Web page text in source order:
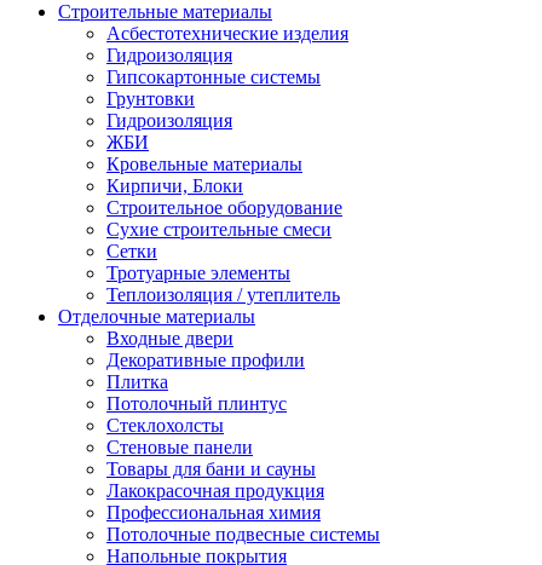
Строительные материалы
Асбестотехнические изделия
Гидроизоляция
Гипсокартонные системы
Грунтовки
Гидроизоляция
ЖБИ
Кровельные материалы
Кирпичи, Блоки
Строительное оборудование
Сухие строительные смеси
Сетки
Тротуарные элементы
Теплоизоляция / утеплитель
Отделочные материалы
Входные двери
Декоративные профили
Плитка
Потолочный плинтус
Стеклохолсты
Стеновые панели
Товары для бани и сауны
Лакокрасочная продукция
Профессиональная химия
Потолочные подвесные системы
Напольные покрытия